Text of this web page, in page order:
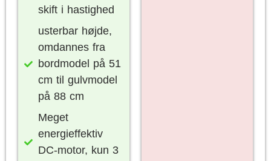
skift i hastighed
usterbar højde,
omdannes fra
bordmodel på 51
cm til gulvmodel
på 88 cm
Meget
energieffektiv
DC-motor, kun 3